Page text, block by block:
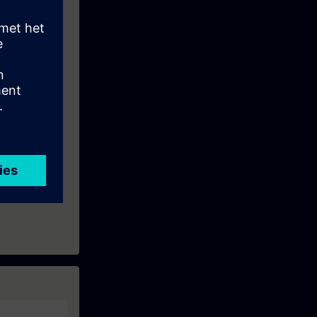
before the
your